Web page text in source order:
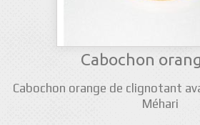
Cabochon
Cabochon orange de clignotant
Méhari